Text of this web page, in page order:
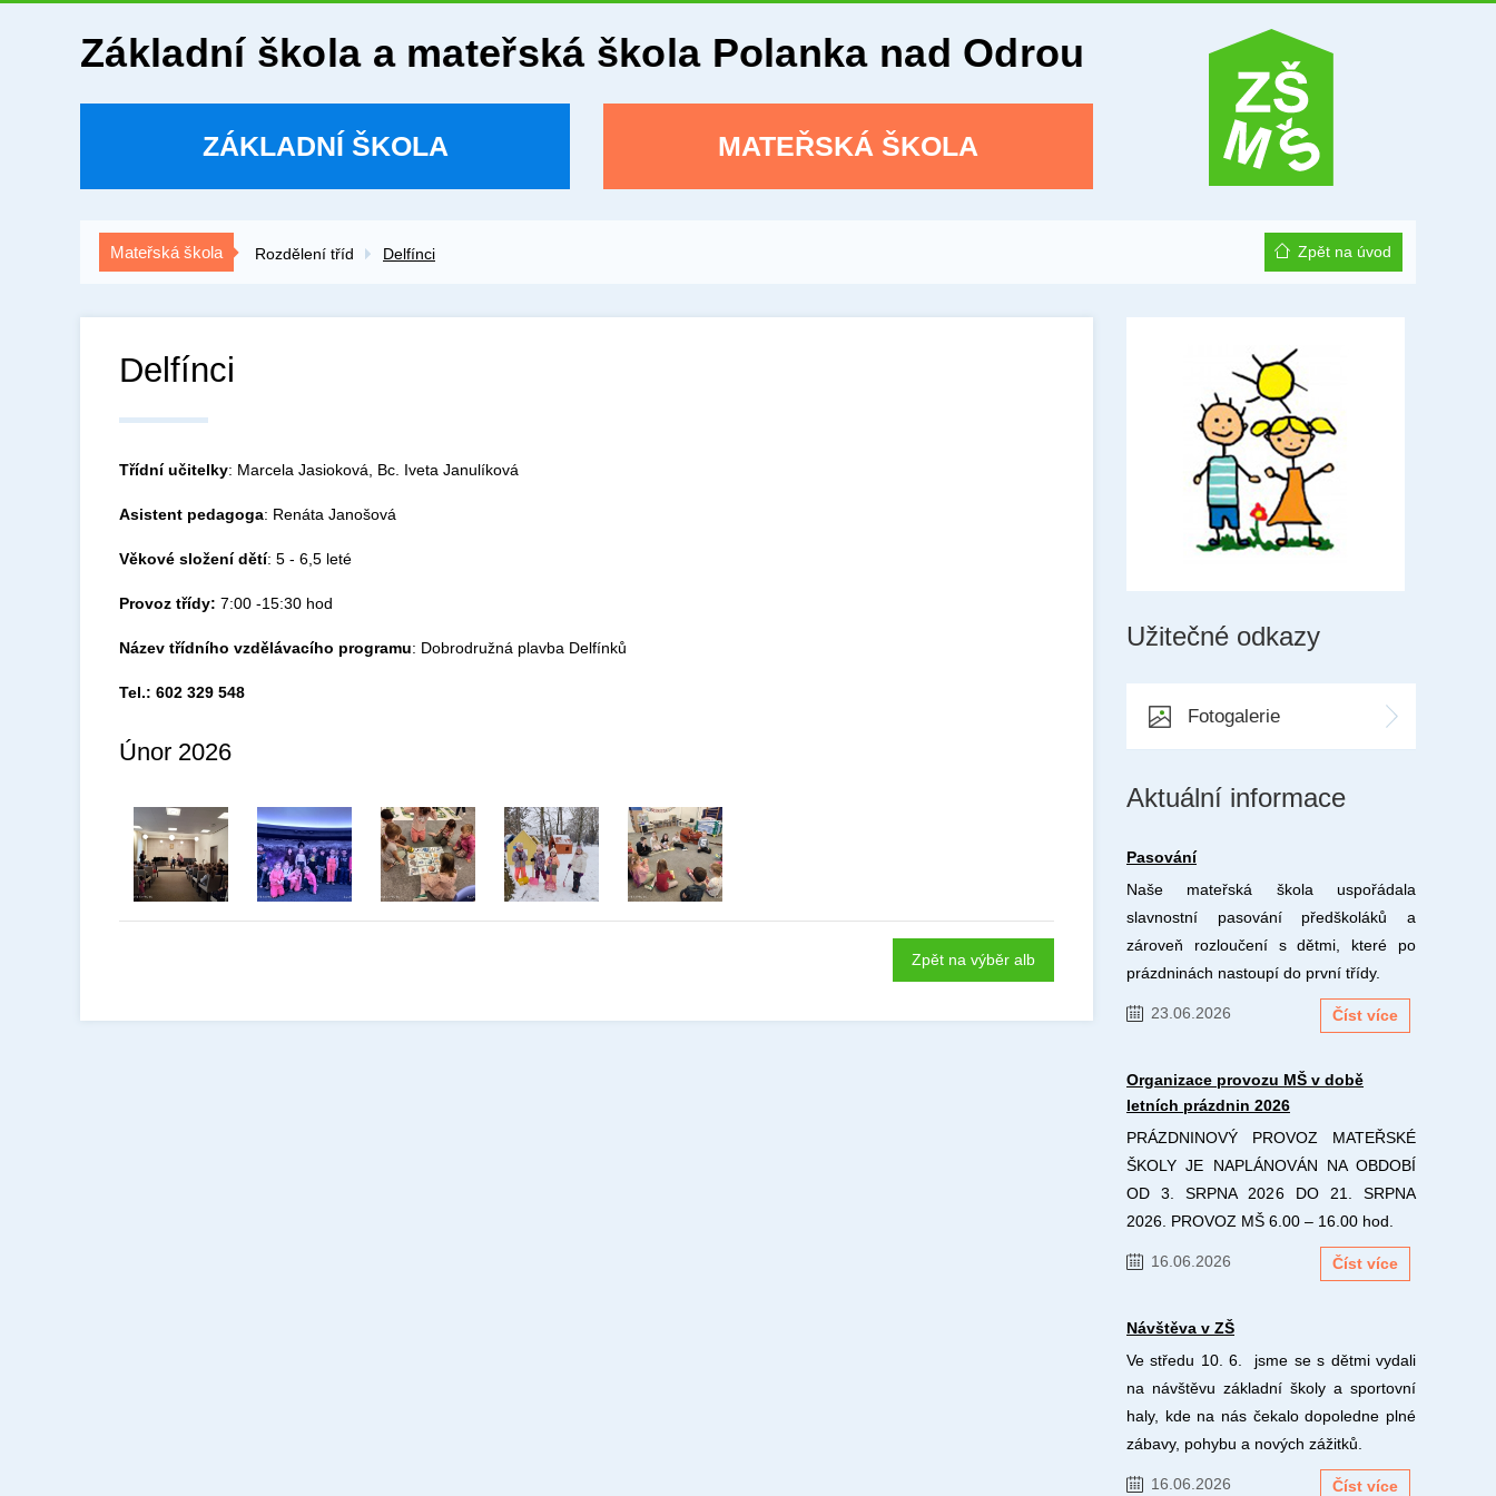
Základní škola a mateřská škola Polanka nad Odrou
ZÁKLADNÍ ŠKOLA MATEŘSKÁ ŠKOLA
Mateřská škola Rozdělení tříd Delfínci Zpět na úvod
Delfínci
Třídní učitelky: Marcela Jasioková, Bc. Iveta Janulíková
Asistent pedagoga: Renáta Janošová
Věkové složení dětí: 5 - 6,5 leté
Provoz třídy: 7:00 -15:30 hod
Název třídního vzdělávacího programu: Dobrodružná plavba Delfínků
Tel.: 602 329 548
Únor 2026
Zpět na výběr alb
Užitečné odkazy
Fotogalerie
Aktuální informace
Pasování
Naše mateřská škola uspořádala
slavnostní pasování předškoláků a
zároveň rozloučení s dětmi, které po
prázdninách nastoupí do první třídy.
23.06.2026 Číst více
Organizace provozu MŠ v době
letních prázdnin 2026
PRÁZDNINOVÝ PROVOZ MATEŘSKÉ
ŠKOLY JE NAPLÁNOVÁN NA OBDOBÍ
OD 3. SRPNA 2026 DO 21. SRPNA
2026. PROVOZ MŠ 6.00 – 16.00 hod.
16.06.2026 Číst více
Návštěva v ZŠ
Ve středu 10. 6. jsme se s dětmi vydali
na návštěvu základní školy a sportovní
haly, kde na nás čekalo dopoledne plné
zábavy, pohybu a nových zážitků.
16.06.2026 Číst více